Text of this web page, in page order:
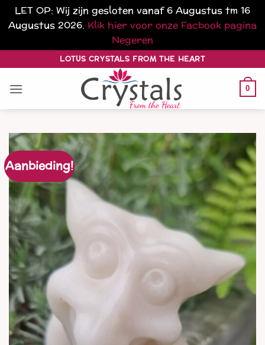
LET OP: Wij zijn gesloten vanaf 6 Augustus tm 16
Augustus 2026. Klik hier voor onze Facbook pagina
Negeren
naar
inhoud
LOTUS CRYSTALS FROM THE HEART
0
Aanbieding!